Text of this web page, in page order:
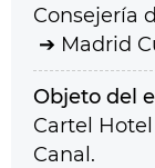
Consejería
Madrid
Objeto del
Cartel
Canal.